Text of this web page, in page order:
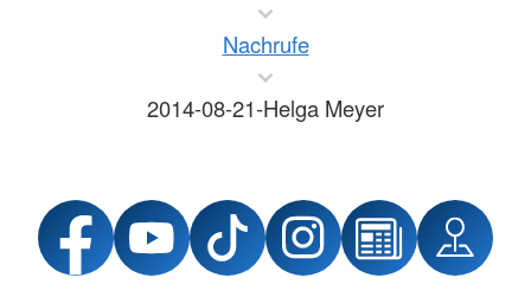
Nachrufe
2014-08-21-Helga Meyer